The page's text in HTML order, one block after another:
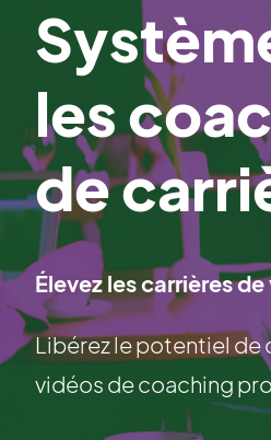
les
de
Élevez les carrières
Libérez le potentiel de
vidéos de coaching